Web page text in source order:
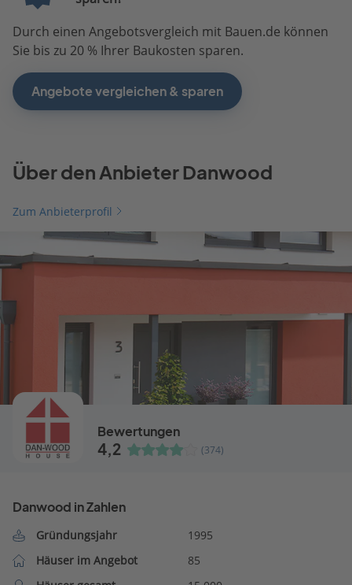
Durch einen Angebotsvergleich mit Bauen.de können
Sie bis zu 20 % Ihrer Baukosten sparen.
Angebote vergleichen & sparen
Über den Anbieter Danwood
Zum Anbieterprofil
Bewertungen
4,2 (374)
Danwood in Zahlen
Gründungsjahr
1995
Häuser im Angebot
85